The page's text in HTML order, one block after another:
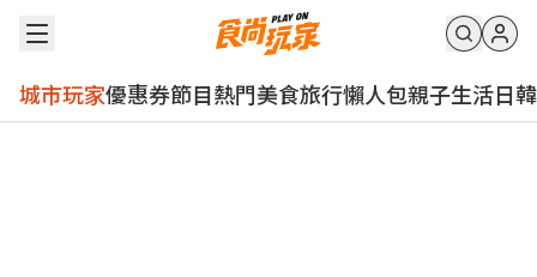
城市玩家優惠券節目熱門美食旅行懶人包親子生活日韓